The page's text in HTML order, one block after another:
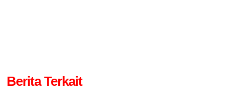
Berita Terkait